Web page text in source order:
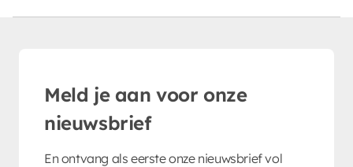
Meld je aan voor onze
nieuwsbrief
En ontvang als eerste onze nieuwsbrief vol